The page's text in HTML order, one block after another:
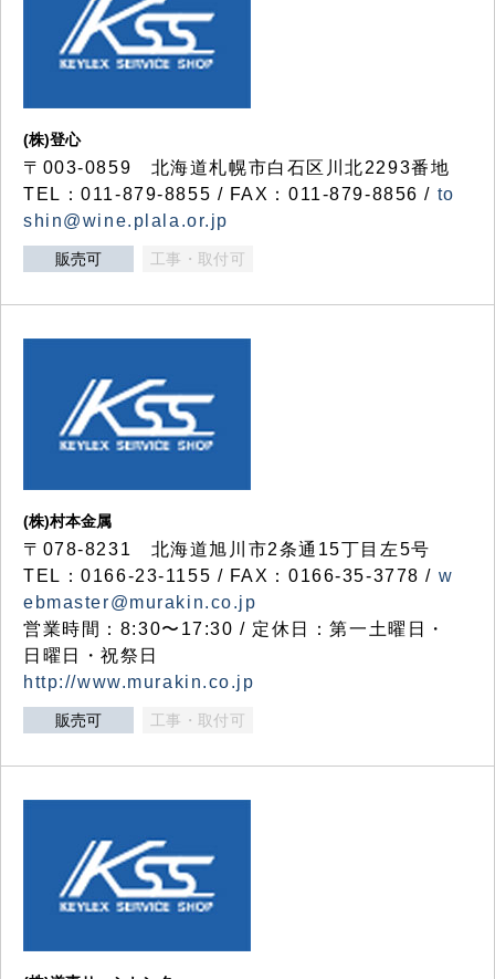
(株)登心
〒003-0859 北海道札幌市白石区川北2293番地
TEL：011-879-8855 / FAX：011-879-8856 / to
shin@wine.plala.or.jp
販売可 工事・取付可
(株)村本金属
〒078-8231 北海道旭川市2条通15丁目左5号
TEL：0166-23-1155 / FAX：0166-35-3778 / w
ebmaster@murakin.co.jp
営業時間：8:30〜17:30 / 定休日：第一土曜日・
日曜日・祝祭日
http://www.murakin.co.jp
販売可 工事・取付可